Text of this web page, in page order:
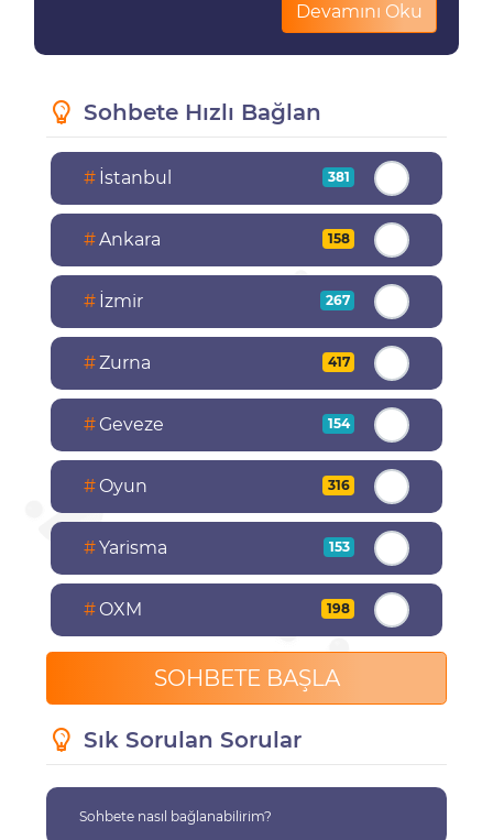
Devamını Oku
Sohbete Hızlı Bağlan
# İstanbul 381
#Ankara 158
# İzmir 267
#Zurna 417
# Geveze 154
# Oyun 316
#Yarisma 153
# OXM 198
SOHBETE BAŞLA
Sık Sorulan Sorular
Sohbete nasıl bağlanabilirim?